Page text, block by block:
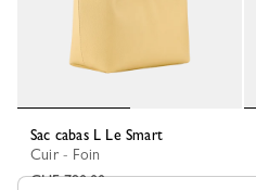
Sac cabas L Le Smart
Cuir - Foin
CHF 790,00